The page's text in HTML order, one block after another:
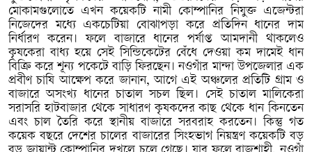
মোকামগুলোতে এখন কয়েকটি নামী কোম্পানির নিযুক্ত এজেন্টরা
নিজেদের মধ্যে একচেটিয়া বোঝাপড়া করে প্রতিদিন ধানের দাম
নির্ধারণ করেন। ফলে বাজারে ধানের পর্যাপ্ত আমদানী থাকলেও
কৃষকেরা বাধ্য হয়ে সেই সিন্ডিকেটের বেঁধে দেওয়া কম দামেই ধান
বিক্রি করে শূন্য পকেটে বাড়ি ফিরছেন। নওগাঁর মান্দা উপজেলার এক
প্রবীণ চাষি আক্ষেপ করে জানান, আগে এই অঞ্চলের প্রতিটি গ্রাম ও
বাজারে অসংখ্য ধানের চাতাল সচল ছিল। সেই চাতাল মালিকেরা
সরাসরি হাটবাজার থেকে সাধারণ কৃষকদের কাছ থেকে ধান কিনতেন
এবং চাল তৈরি করে স্থানীয় বাজারে সরবরাহ করতেন। কিন্তু গত
কয়েক বছরে দেশের চালের বাজারের সিংহভাগ নিয়ন্ত্রণ কয়েকটি বড়